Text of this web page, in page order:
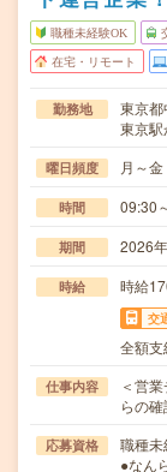
職種未経験OK
在宅・リモート
勤務地
東京
東京
曜日頻度 月～
時間 09:30
期間 2026
時給 時給
交
全額支
仕事内容
＜営
らの
応募資格
職種未
●なん